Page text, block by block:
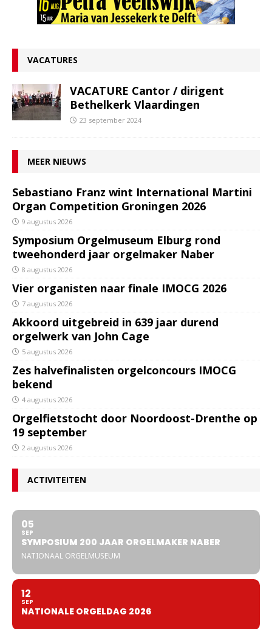
VACATURES
VACATURE Cantor / dirigent
Bethelkerk Vlaardingen
23 september 2024
MEER NIEUWS
Sebastiano Franz wint International Martini
Organ Competition Groningen 2026
9 augustus 2026
Symposium Orgelmuseum Elburg rond
tweehonderd jaar orgelmaker Naber
8 augustus 2026
Vier organisten naar finale IMOCG 2026
7 augustus 2026
Akkoord uitgebreid in 639 jaar durend
orgelwerk van John Cage
5 augustus 2026
Zes halvefinalisten orgelconcours IMOCG
bekend
4 augustus 2026
Orgelfietstocht door Noordoost-Drenthe op
19 september
2 augustus 2026
ACTIVITEITEN
05
SEP
SYMPOSIUM 200 JAAR ORGELMAKER NABER
NATIONAAL ORGELMUSEUM
12
SEP
NATIONALE ORGELDAG 2026